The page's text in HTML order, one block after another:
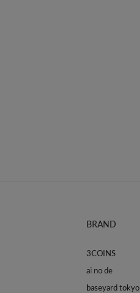
BRAND
3COINS
ai no de
baseyard tokyo